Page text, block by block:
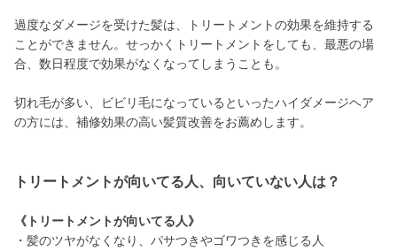
過度なダメージを受けた髪は、トリートメントの効果を維持する
ことができません。せっかくトリートメントをしても、最悪の場
合、数日程度で効果がなくなってしまうことも。
切れ毛が多い、ビビリ毛になっているといったハイダメージヘア
の方には、補修効果の高い髪質改善をお薦めします。
トリートメントが向いてる人、向いていない人は？
《トリートメントが向いてる人》
・髪のツヤがなくなり、パサつきやゴワつきを感じる人